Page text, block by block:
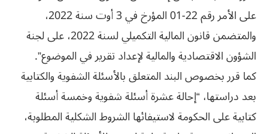
على الأمر رقم 22-01 المؤرخ في 3 أوت سنة 2022،
والمتضمن قانون المالية التكميلي لسنة 2022، على لجنة
الشؤون الاقتصادية والمالية لإعداد تقرير في الموضوع”.
كما قرر بخصوص البند المتعلق بالأسئلة الشفوية والكتابية
بعد دراستها، “إحالة عشرة أسئلة شفوية وخمسة أسئلة
كتابية على الحكومة لاستيفائها الشروط الشكلية المطلوبة،